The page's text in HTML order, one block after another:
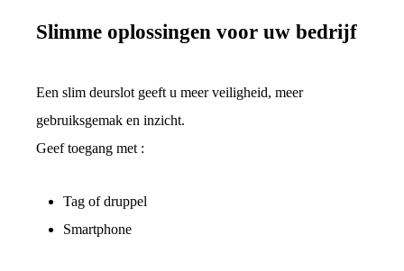
Slimme oplossingen voor uw bedrijf
Een slim deurslot geeft u meer veiligheid, meer
gebruiksgemak en inzicht.
Geef toegang met :
Tag of druppel
Smartphone